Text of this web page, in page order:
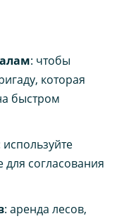
: чтобы
которая
быстром
используйте
согласования
: аренда лесов,